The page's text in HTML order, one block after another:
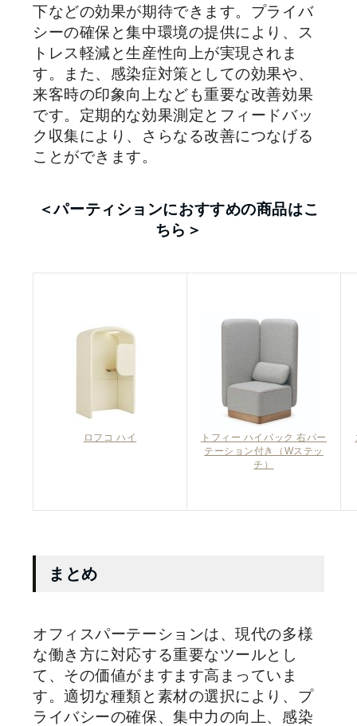
下などの効果が期待できます。プライバ
シーの確保と集中環境の提供により、ス
トレス軽減と生産性向上が実現されま
す。また、感染症対策としての効果や、
来客時の印象向上なども重要な改善効果
です。定期的な効果測定とフィードバッ
ク収集により、さらなる改善につなげる
ことができます。
＜パーティションにおすすめの商品はこ
ちら＞
ロフコ ハイ
トフィー ハイバック 右パー
テーション付き（Wステッ
チ）
まとめ
オフィスパーテーションは、現代の多様
な働き方に対応する重要なツールとし
て、その価値がますます高まっていま
す。適切な種類と素材の選択により、プ
ライバシーの確保、集中力の向上、感染